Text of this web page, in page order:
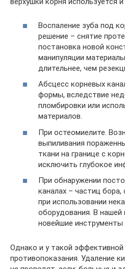
Воспаление зуба под
решение – снятие
постановка новой
манипуляции
длительнее, чем
Абсцесс корневых
формы, вследствие
пломбировки или
материалов.
При остеомиелите.
выпиливания
ткани на границе с
исключить глубокое
При обнаружении
каналах – частиц бора,
при использовании
оборудования. В нашей
новейшие инструменты
Однако и у такой
противопоказания. Удаление